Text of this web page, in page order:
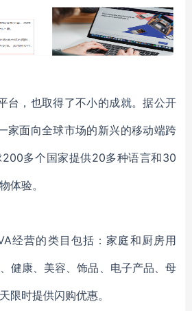
台，也取得了不小的成就。据公开
家面向全球市场的新兴的移动端跨
200多个国家提供20多种语言和30
体验。
经营的类目包括：家庭和厨房用
健康、美容、饰品、电子产品、母
限时提供闪购优惠。